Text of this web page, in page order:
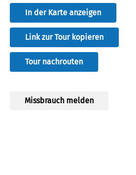
In der Karte anzeigen
Link zur Tour kopieren
Tour nachrouten
Missbrauch melden
E-Bike Schauinslandtour